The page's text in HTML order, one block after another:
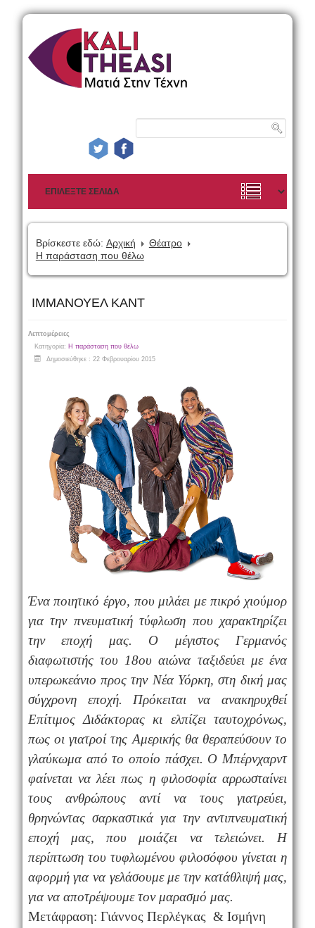
Βρίσκεστε εδώ: Αρχική
Θέατρο
Η παράσταση που θέλω
ΙΜΜΑΝΟΥΕΛ ΚΑΝΤ
Λεπτομέρειες
Κατηγορία: Η παράσταση που θέλω
Δημοσιεύθηκε : 22 Φεβρουαρίου 2015
Ένα ποιητικό έργο, που μιλάει με πικρό χιούμορ
για την πνευματική τύφλωση που χαρακτηρίζει
την εποχή μας. Ο μέγιστος Γερμανός
διαφωτιστής του 18ου αιώνα ταξιδεύει με ένα
υπερωκεάνιο προς την Νέα Υόρκη, στη δική μας
σύγχρονη εποχή. Πρόκειται να ανακηρυχθεί
Επίτιμος Διδάκτορας κι ελπίζει ταυτοχρόνως,
πως οι γιατροί της Αμερικής θα θεραπεύσουν το
γλαύκωμα από το οποίο πάσχει. Ο Μπέρνχαρντ
φαίνεται να λέει πως η φιλοσοφία αρρωσταίνει
τους ανθρώπους αντί να τους γιατρεύει,
θρηνώντας σαρκαστικά για την αντιπνευματική
εποχή μας, που μοιάζει να τελειώνει. Η
περίπτωση του τυφλωμένου φιλοσόφου γίνεται η
αφορμή για να γελάσουμε με την κατάθλιψή μας,
για να αποτρέψουμε τον μαρασμό μας.
Μετάφραση: Γιάννος Περλέγκας & Ισμήνη